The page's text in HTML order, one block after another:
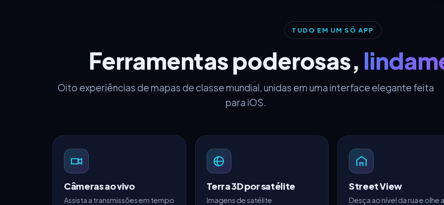
TUDO EM UM SÓ APP
Ferramentas poderosas,
Oito experiências de mapas de classe mundial, unidas em uma interface elegante feita
para iOS.
Câmeras ao vivo
Assista a transmissões em tempo
Terra 3D por satélite
Imagens de satélite
Street View
Desça ao nível da rua e olhe